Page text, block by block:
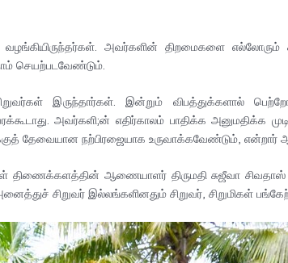
அவர்களின் திறமைகளை எல்லோரும்
செயற்படவேண்டும்.
இருந்தார்கள். இன்றும் விபத்துக்களால்
அவர்களி;ன் எதிர்காலம் பாதிக்க அனுமதிக்க
தேவையான நற்பிரஜையாக உருவாக்கவேண்டும், என்றார்
திணைக்களத்தின் ஆணையாளர் திருமதி சுஜீவா சிவதாஸ்
சிறுவர் இல்லங்களினதும் சிறுவர், சிறுமிகள்